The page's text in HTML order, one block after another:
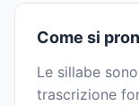
Come si
Le sillabe
trascrizione